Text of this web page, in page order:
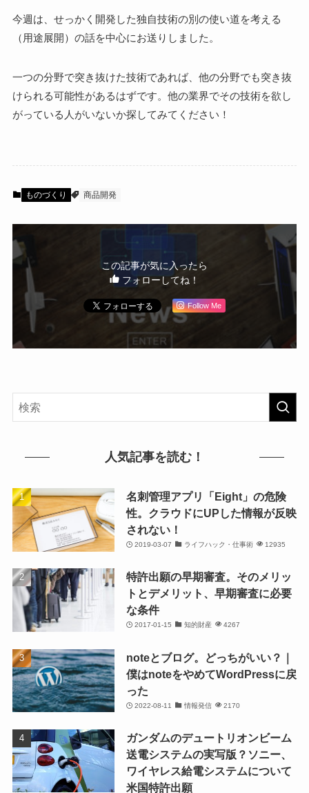
今週は、せっかく開発した独自技術の別の使い道を考える
（用途展開）の話を中心にお送りしました。
一つの分野で突き抜けた技術であれば、他の分野でも突き抜
けられる可能性があるはずです。他の業界でその技術を欲し
がっている人がいないか探してみてください！
ものづくり 商品開発
この記事が気に入ったら
フォローしてね！
Follow Me
人気記事を読む！
名刺管理アプリ「Eight」の危険
性。クラウドにUPした情報が反映
されない！
2019-03-07 ライフハック・仕事術 12935
特許出願の早期審査。そのメリッ
トとデメリット、早期審査に必要
な条件
2017-01-15 知的財産 4267
noteとブログ。どっちがいい？｜
僕はnoteをやめてWordPressに戻
った
2022-08-11 情報発信 2170
ガンダムのデュートリオンビーム
送電システムの実写版？ソニー、
ワイヤレス給電システムについて
米国特許出願